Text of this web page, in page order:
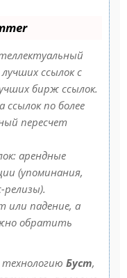
ссылок с
бирж ссылок.
ссылок по более
пересчет
арендные
(упоминания,
или падение, а
обратить
технологию Буст,